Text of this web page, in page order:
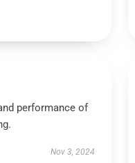
performance of
Nov 3, 2024